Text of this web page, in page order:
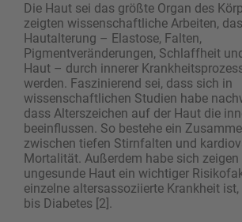
Die Haut sei das größte Organ des
zeigten wissenschaftliche Arbeiten,
Hautalterung – Elastose, Falten,
Pigmentveränderungen, Schlaffheit
Haut – durch ­innerer
werden. ­Faszinierend sei, dass sich in
wissenschaftlichen ­Studien habe
dass Alterszeichen auf der Haut die
beeinflussen. So bestehe ein
zwischen tiefen Stirnfalten und
Mortalität. Außerdem habe sich zeigen
ungesunde Haut ein wichtiger
einzelne altersassoziierte Krankheit
bis Diabetes [2].